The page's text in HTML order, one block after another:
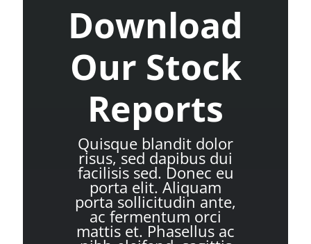
Download
Our Stock
Reports
Quisque blandit dolor
risus, sed dapibus dui
facilisis sed. Donec eu
porta elit. Aliquam
porta sollicitudin ante,
ac fermentum orci
mattis et. Phasellus ac